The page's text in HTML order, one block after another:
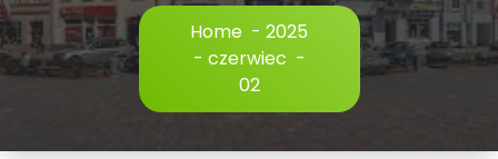
Home - 2025
- czerwiec -
02